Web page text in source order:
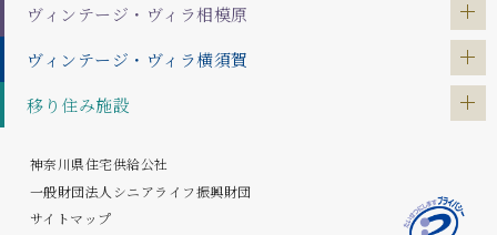
ヴィンテージ・ヴィラ相模原
ヴィンテージ・ヴィラ横須賀
移り住み施設
神奈川県住宅供給公社
一般財団法人シニアライフ振興財団
サイトマップ